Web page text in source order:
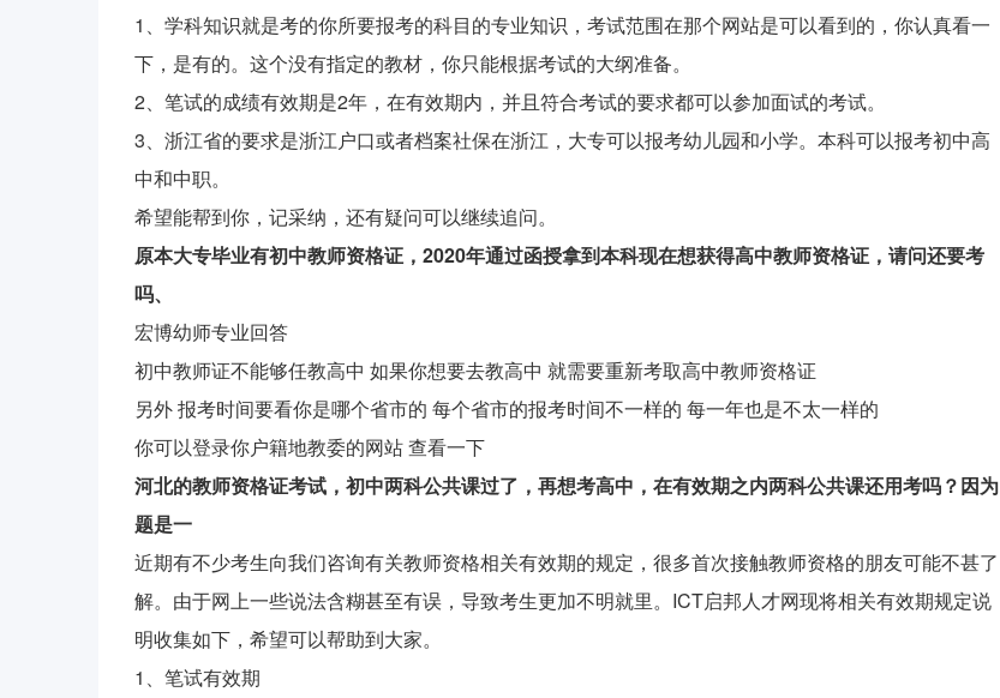
1、学科知识就是考的你所要报考的科目的专业知识，考试范围在那个网站是可以看到的，你认真看一
下，是有的。这个没有指定的教材，你只能根据考试的大纲准备。
2、笔试的成绩有效期是2年，在有效期内，并且符合考试的要求都可以参加面试的考试。
3、浙江省的要求是浙江户口或者档案社保在浙江，大专可以报考幼儿园和小学。本科可以报考初中高
中和中职。
希望能帮到你，记采纳，还有疑问可以继续追问。
原本大专毕业有初中教师资格证，2020年通过函授拿到本科现在想获得高中教师资格证，请问还要考
吗、
宏博幼师专业回答
初中教师证不能够任教高中 如果你想要去教高中 就需要重新考取高中教师资格证
另外 报考时间要看你是哪个省市的 每个省市的报考时间不一样的 每一年也是不太一样的
你可以登录你户籍地教委的网站 查看一下
河北的教师资格证考试，初中两科公共课过了，再想考高中，在有效期之内两科公共课还用考吗？因为
题是一
近期有不少考生向我们咨询有关教师资格相关有效期的规定，很多首次接触教师资格的朋友可能不甚了
解。由于网上一些说法含糊甚至有误，导致考生更加不明就里。ICT启邦人才网现将相关有效期规定说
明收集如下，希望可以帮助到大家。
1、笔试有效期